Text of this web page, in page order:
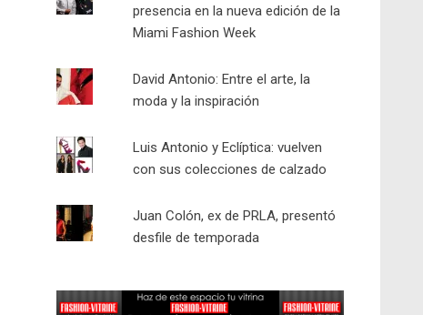
presencia en la nueva edición de la
Miami Fashion Week
David Antonio: Entre el arte, la
moda y la inspiración
Luis Antonio y Eclíptica: vuelven
con sus colecciones de calzado
Juan Colón, ex de PRLA, presentó
desfile de temporada